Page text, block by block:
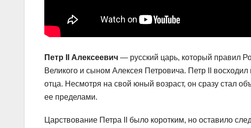
Петр II Алексеевич — русский царь, который правил
Великого и сыном Алексея Петровича. Петр II восходил
отца. Несмотря на свой юный возраст, он сразу стал
ее пределами.
Царствование Петра II было коротким, но оставило